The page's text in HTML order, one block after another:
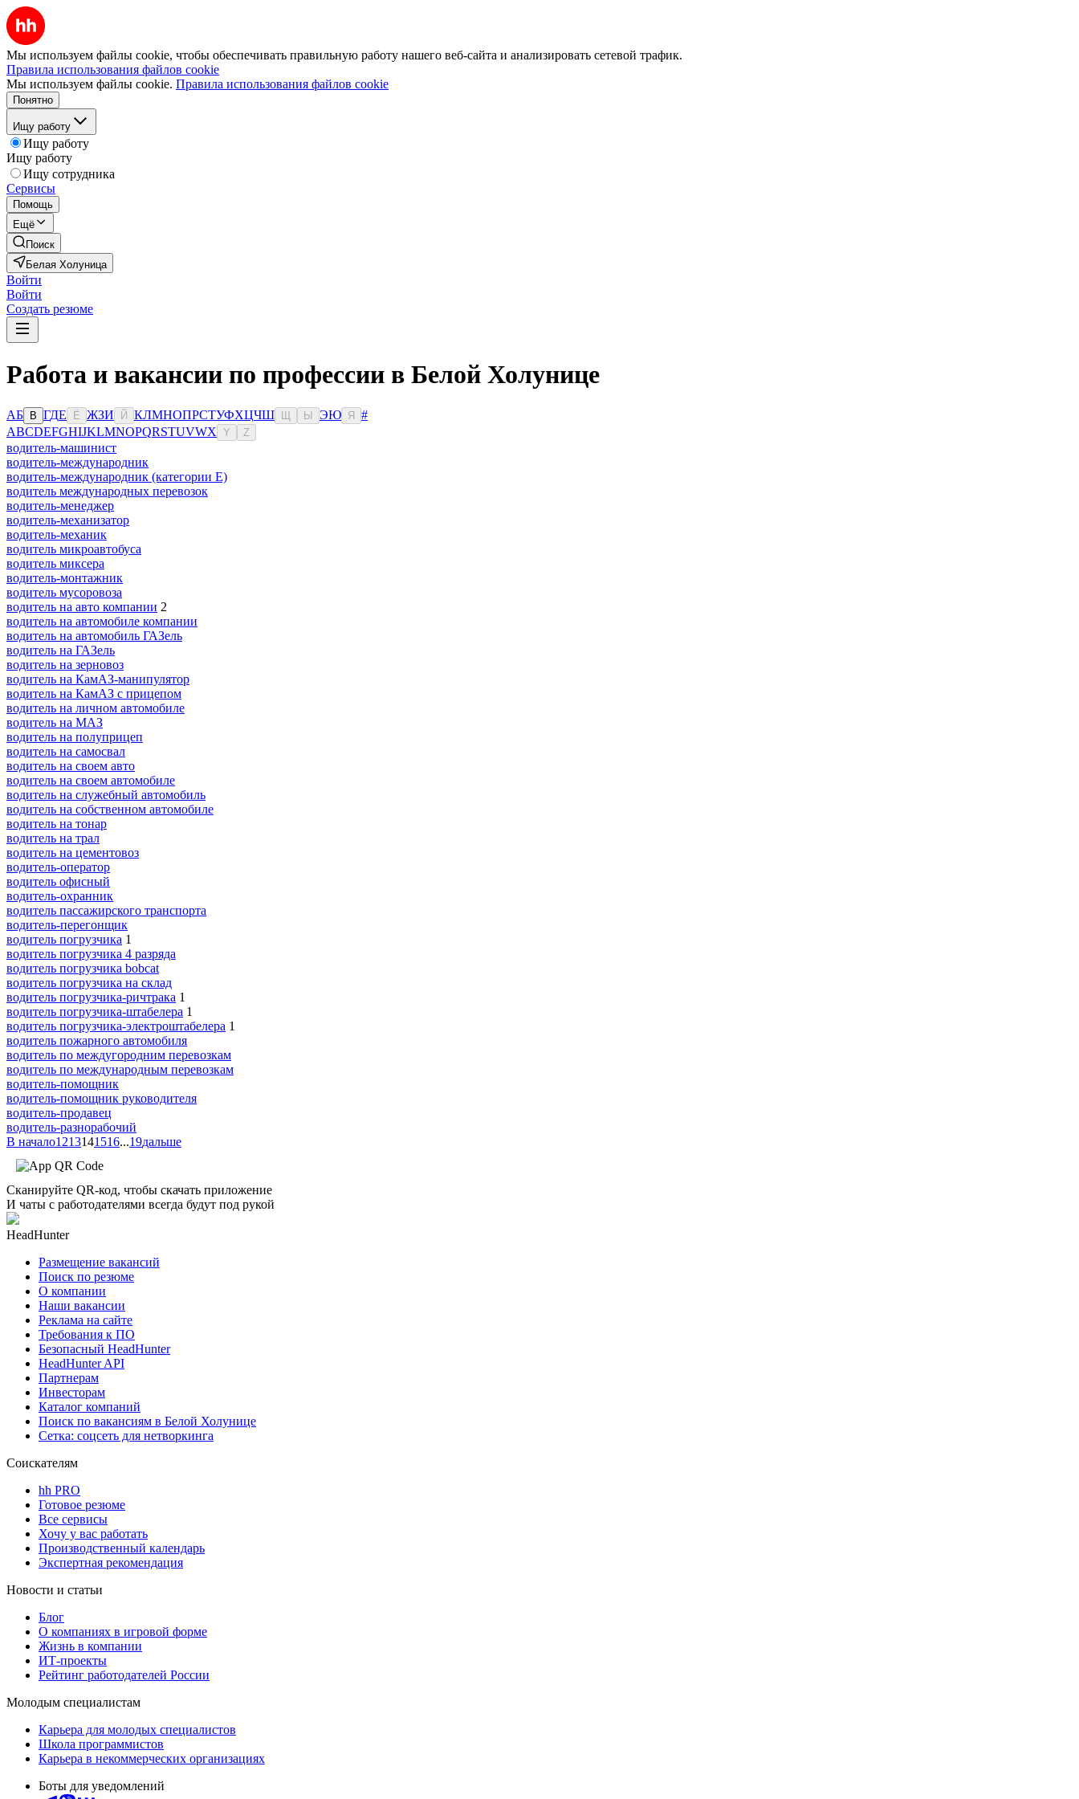
Мы используем файлы cookie, чтобы обеспечивать правильную работу нашего веб-сайта и анализировать сетевой трафик.
Правила использования файлов cookie
Мы используем файлы cookie. Правила использования файлов cookie
Понятно
Ищу работу
Ищу работу
Ищу работу
Ищу сотрудника
Сервисы
Помощь
Ещё
Поиск
Белая Холуница
Войти
Войти
Создать резюме
Работа и вакансии по профессии в Белой Холунице
АБ В ГДЕ Ё ЖЗИ Й КЛМНОПРСТУФХЦЧШ Ы ЭЮ Я
#
ABCDEFGHIJKLMNOPQRSTUVWX Y Z
водитель-машинист
водитель-международник
водитель-международник (категории Е)
водитель международных перевозок
водитель-менеджер
водитель-механизатор
водитель-механик
водитель микроавтобуса
водитель миксера
водитель-монтажник
водитель мусоровоза
водитель на авто компании 2
водитель на автомобиле компании
водитель на автомобиль ГАЗель
водитель на ГАЗель
водитель на зерновоз
водитель на КамАЗ-манипулятор
водитель на КамАЗ с прицепом
водитель на личном автомобиле
водитель на МАЗ
водитель на полуприцеп
водитель на самосвал
водитель на своем авто
водитель на своем автомобиле
водитель на служебный автомобиль
водитель на собственном автомобиле
водитель на тонар
водитель на трал
водитель на цементовоз
водитель-оператор
водитель офисный
водитель-охранник
водитель пассажирского транспорта
водитель-перегонщик
водитель погрузчика 1
водитель погрузчика 4 разряда
водитель погрузчика bobcat
водитель погрузчика на склад
водитель погрузчика-ричтрака 1
водитель погрузчика-штабелера 1
водитель погрузчика-электроштабелера 1
водитель пожарного автомобиля
водитель по междугородним перевозкам
водитель по международным перевозкам
водитель-помощник
водитель-помощник руководителя
водитель-продавец
водитель-разнорабочий
В начало1213141516...19дальше
Сканируйте QR-код, чтобы скачать приложение
И чаты с работодателями всегда будут под рукой
HeadHunter
Размещение вакансий
Поиск по резюме
О компании
Наши вакансии
Реклама на сайте
Требования к ПО
Безопасный HeadHunter
HeadHunter API
Партнерам
Инвесторам
Каталог компаний
Поиск по вакансиям в Белой Холунице
Сетка: соцсеть для нетворкинга
Соискателям
hh PRO
Готовое резюме
Все сервисы
Хочу у вас работать
Производственный календарь
Экспертная рекомендация
Новости и статьи
Блог
О компаниях в игровой форме
Жизнь в компании
ИТ-проекты
Рейтинг работодателей России
Молодым специалистам
Карьера для молодых специалистов
Школа программистов
Карьера в некоммерческих организациях
Боты для уведомлений